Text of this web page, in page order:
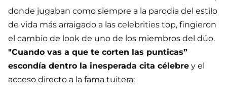
donde jugaban como siempre a la parodia del estilo
de vida más arraigado a las celebrities top, fingieron
el cambio de look de uno de los miembros del dúo.
"Cuando vas a que te corten las punticas”
escondía dentro la inesperada cita célebre y el
acceso directo a la fama tuitera: